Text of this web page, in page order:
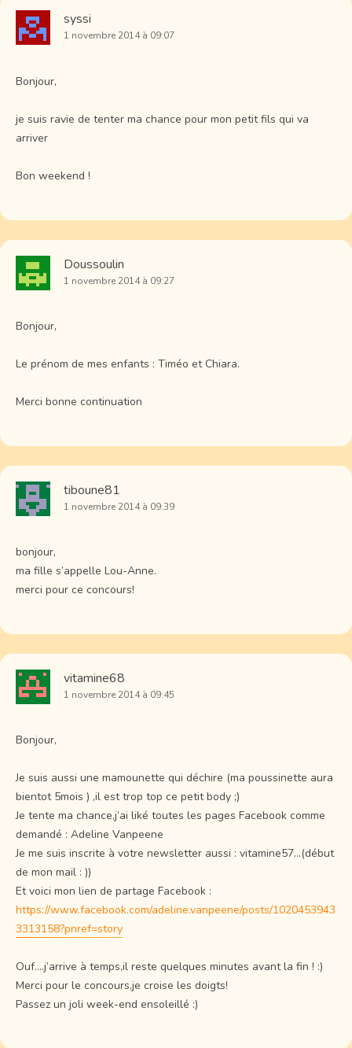
syssi
1 novembre 2014 à 09:07
Bonjour,
je suis ravie de tenter ma chance pour mon petit fils qui va
arriver
Bon weekend !
Doussoulin
1 novembre 2014 à 09:27
Bonjour,
Le prénom de mes enfants : Timéo et Chiara.
Merci bonne continuation
tiboune81
1 novembre 2014 à 09:39
bonjour,
ma fille s’appelle Lou-Anne.
merci pour ce concours!
vitamine68
1 novembre 2014 à 09:45
Bonjour,
Je suis aussi une mamounette qui déchire (ma poussinette aura
bientot 5mois ) ,il est trop top ce petit body ;)
Je tente ma chance,j’ai liké toutes les pages Facebook comme
demandé : Adeline Vanpeene
Je me suis inscrite à votre newsletter aussi : vitamine57…(début
de mon mail : ))
Et voici mon lien de partage Facebook :
https://www.facebook.com/adeline.vanpeene/posts/1020453943
3313158?pnref=story
Ouf….j’arrive à temps,il reste quelques minutes avant la fin ! :)
Merci pour le concours,je croise les doigts!
Passez un joli week-end ensoleillé :)